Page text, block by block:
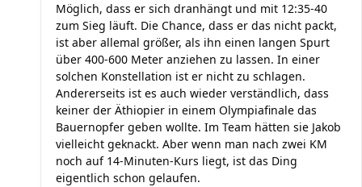
Möglich, dass er sich dranhängt und mit 12:35-40
zum Sieg läuft. Die Chance, dass er das nicht packt,
ist aber allemal größer, als ihn einen langen Spurt
über 400-600 Meter anziehen zu lassen. In einer
solchen Konstellation ist er nicht zu schlagen.
Andererseits ist es auch wieder verständlich, dass
keiner der Äthiopier in einem Olympiafinale das
Bauernopfer geben wollte. Im Team hätten sie Jakob
vielleicht geknackt. Aber wenn man nach zwei KM
noch auf 14-Minuten-Kurs liegt, ist das Ding
eigentlich schon gelaufen.